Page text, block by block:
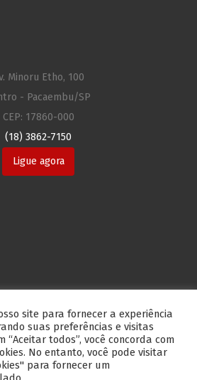
Minoru Etho, 100
- Pacaembu/SP
CEP: 17860-000
(18) 3862-7150
Ligue agora
site para fornecer a experiência
suas preferências e visitas
“Aceitar todos”, você concorda com
No entanto, você pode visitar
para fornecer um